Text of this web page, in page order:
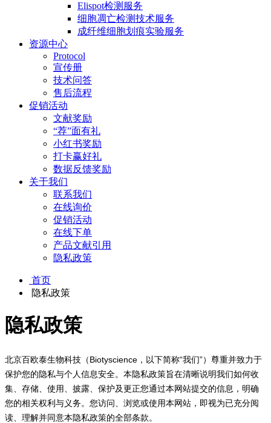
Elispot检测服务
细胞凋亡检测技术服务
成纤维细胞划痕实验服务
资源中心
Protocol
宣传册
技术问答
售后流程
促销活动
文献奖励
“荐”面有礼
小红书奖励
打卡赢好礼
数据反馈奖励
关于我们
联系我们
在线询价
促销活动
在线下单
产品文献引用
隐私政策
首页
隐私政策
隐私政策
北京百欧泰生物科技（Biotyscience，以下简称“我们”）尊重并致力于
保护您的隐私与个人信息安全。本隐私政策旨在清晰说明我们如何收
集、存储、使用、披露、保护及更正您通过本网站提交的信息，明确
您的相关权利与义务。您访问、浏览或使用本网站，即视为已充分阅
读、理解并同意本隐私政策的全部条款。